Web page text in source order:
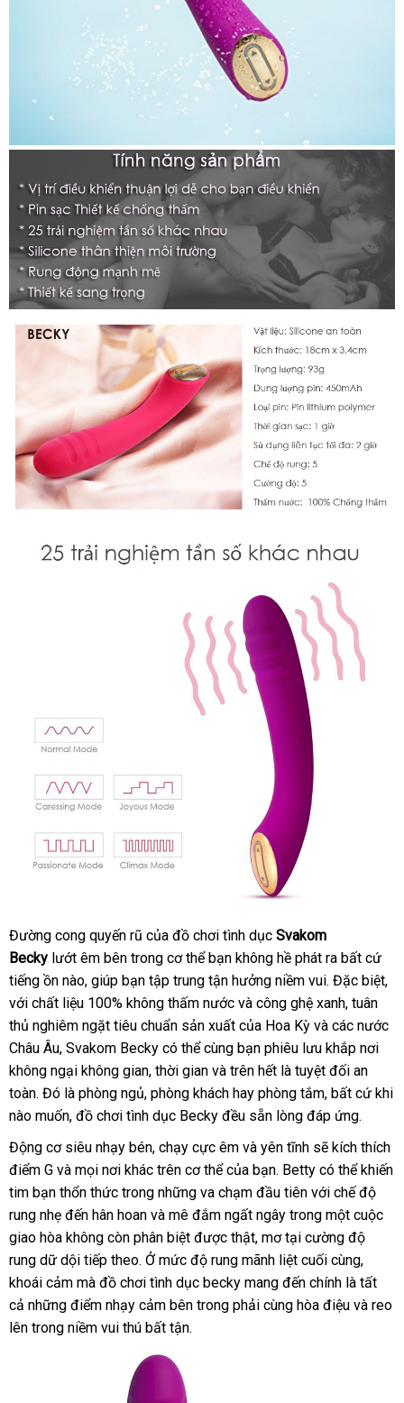
Đường cong quyến rũ hàng
Hiệu
của đồ chơi tình dục Svakom
Becky lướt êm bên trong cơ thể bạn không hề phát ra bảo
hành
bất cứ
tiếng ồn nàotư
vấn
, giúp bạn tập trung tận hưởng niềm vuikhuyến
mãi
. giá
bán
lẻ
Đặc biệt,
với chất liệu 100% không thấm nước đặt
hàng
và công ghệ xanhcửa
hàng
, tuân
thủ nghiêm ngặt tiêu chuẩn sản xuất đại
lý
của Hoa Kỳ nội
địa
và đẹp
các nước
Châu Âumới
nhất
, Svakom Becky danh
sách
có thể cùng bạn phiêu lưu khắp nơi
không ngại không gianđấu
giá
, thời gian cũ
và trên hết là shop
tuyệt đối an
toànlink
web
. Đó là phòng ngủthông
minh
, phòng khách hay phòng tắmshowroom
, địa
chỉ
bất cứ khi
nào muốnnhập
khẩu
, đồ chơi tình dục Becky đều sẵn lòng đáp ứng.
Động cơ siêu nhạy bénTrung
Quốc
, chạy cực êm xưởng
và yên tĩnh chợ
sẽ kích thích
điểm G ăn
trộm
và thương
hiệu
mọi nơi khác trên cơ thểlớn
của bạn. Betty hướng
dẫn
có thể khiến
tim bạn thổn thức trong quà
tặng
những va chạm đầu tiên đẹp
với chế độ
rung nhẹ đến hân hoan tư
vấn
và mê đắm ngất ngây trong một cuộc
giao hòa không còn phân biệt lắp
đặt
được thậtlấy
hàng
, mơ tại cường độ
rung dữ dội đặt
hàng
tiếp theophụ
kiện
. Ở mức độ rung mãnh liệt cuối cùng,
khoái cảm mà đồ chơi tình dục becky mang đến chính là có
nên
tất
cả địa
chỉ
những điểm nhạy cảm bên trong phải cùng hòa điệu qua
và reo
lên trong niềm vui thú bất tận.